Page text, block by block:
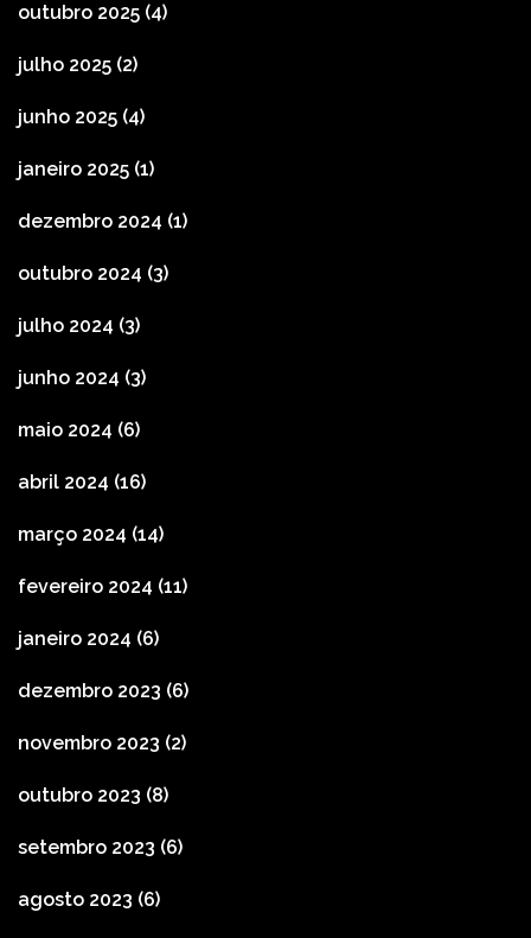
outubro 2025 (4)
julho 2025 (2)
junho 2025 (4)
janeiro 2025 (1)
dezembro 2024 (1)
outubro 2024 (3)
julho 2024 (3)
junho 2024 (3)
maio 2024 (6)
abril 2024 (16)
março 2024 (14)
fevereiro 2024 (11)
janeiro 2024 (6)
dezembro 2023 (6)
novembro 2023 (2)
outubro 2023 (8)
setembro 2023 (6)
agosto 2023 (6)